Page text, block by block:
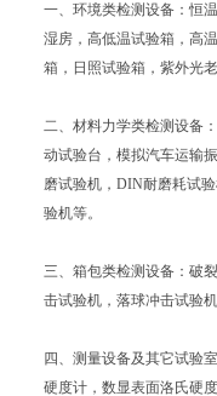
一、环境类检测设备：恒
湿房，高低温试验箱，高
箱，日照试验箱，紫外光
二、材料力学类检测设备
动试验台，模拟汽车运输
磨试验机，DIN耐磨耗试
验机等。
三、箱包类检测设备：破
击试验机，落球冲击试验
四、测量设备及其它试验
硬度计，数显表面洛氏硬